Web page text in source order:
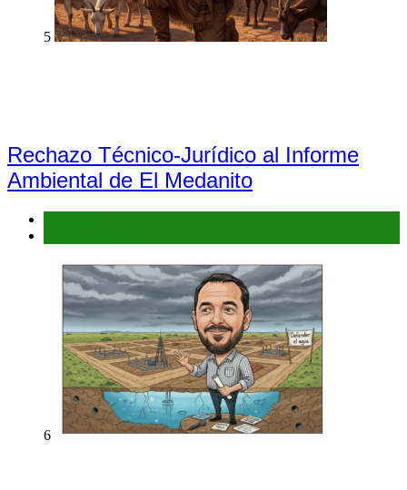
5
Rechazo Técnico-Jurídico al Informe
Ambiental de El Medanito
6